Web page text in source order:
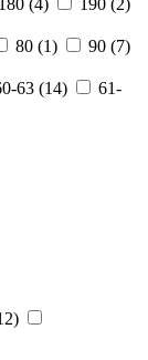
80 (1) 90 (7)
63 (14)
61-
)